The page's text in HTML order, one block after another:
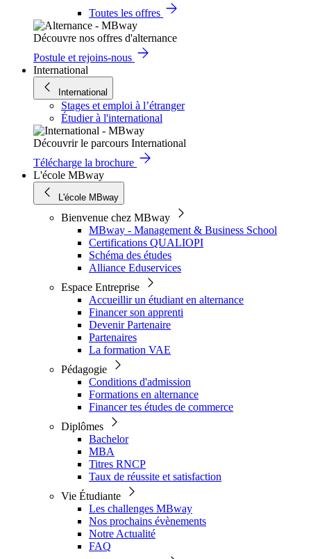
Toutes les offres
Découvre nos offres d'alternance
Postule et rejoins-nous
International
International
Stages et emploi à l’étranger
Étudier à l'international
Découvrir le parcours International
Télécharge la brochure
L'école MBway
L'école MBway
Bienvenue chez MBway
MBway - Management & Business School
Certifications QUALIOPI
Schéma des études
Alliance Eduservices
Espace Entreprise
Accueillir un étudiant en alternance
Financer son apprenti
Devenir Partenaire
Partenaires
La formation VAE
Pédagogie
Conditions d'admission
Formations en alternance
Financer tes études de commerce
Diplômes
Bachelor
MBA
Titres RNCP
Taux de réussite et satisfaction
Vie Étudiante
Les challenges MBway
Nos prochains évènements
Notre Actualité
FAQ